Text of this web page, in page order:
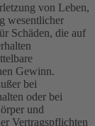
von Leben,
wesentlicher
Schäden, die auf
Gewinn.
bei
oder bei
und
Vertragspflichten